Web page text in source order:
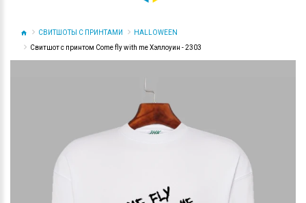
СВИТШОТЫ С ПРИНТАМИ
HALLOWEEN
Свитшот с принтом Come fly with me Хэллоуин - 2303